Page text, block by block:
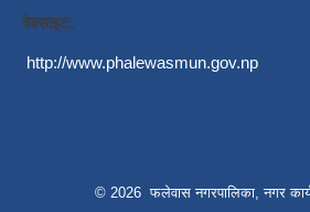
वेबसाइट:
http://www.phalewasmun.gov.np
© 2026 फलेवास नगरपालिका, नगर